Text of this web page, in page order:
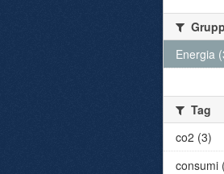
Energia
Tag
co2 (3)
consumi